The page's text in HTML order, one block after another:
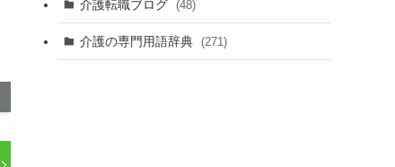
介護転職ブログ (48)
介護の専門用語辞典 (271)